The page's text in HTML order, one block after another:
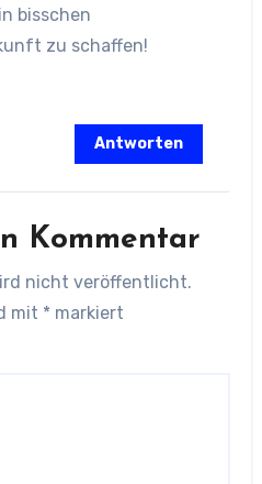
bisschen
zu schaffen!
Antworten
Kommentar
nicht veröffentlicht.
mit * markiert